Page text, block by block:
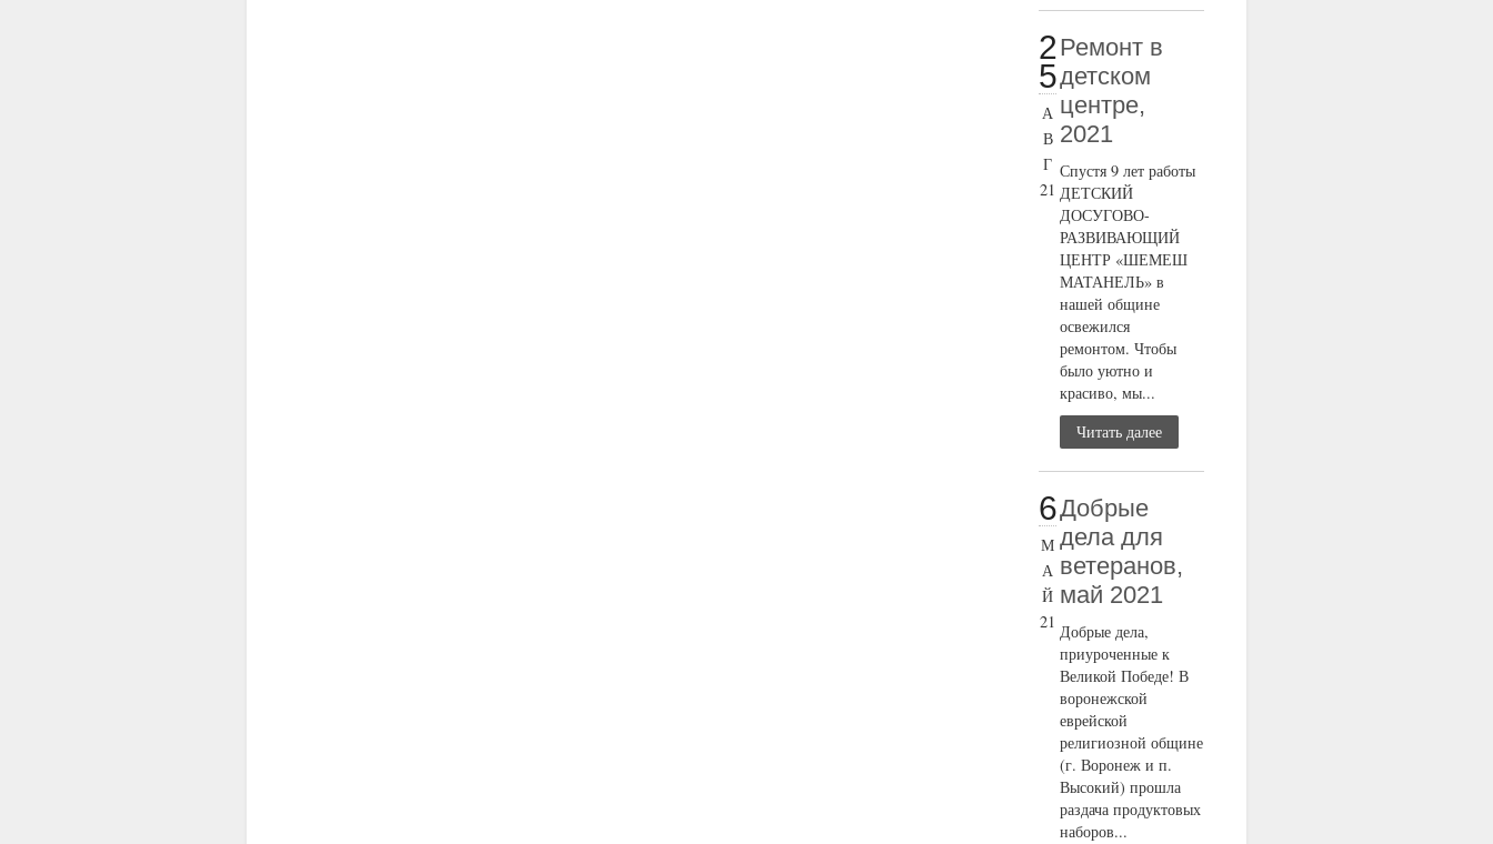
2
5
А
В
Г
21
Ремонт в
детском
центре,
2021
Спустя 9 лет работы
ДЕТСКИЙ
ДОСУГОВО-
РАЗВИВАЮЩИЙ
ЦЕНТР «ШЕМЕШ
МАТАНЕЛЬ» в
нашей общине
освежился
ремонтом. Чтобы
было уютно и
красиво, мы...
Читать далее
6
М
А
Й
21
Добрые
дела для
ветеранов,
май 2021
Добрые дела,
приуроченные к
Великой Победе! В
воронежской
еврейской
религиозной общине
(г. Воронеж и п.
Высокий) прошла
раздача продуктовых
наборов...